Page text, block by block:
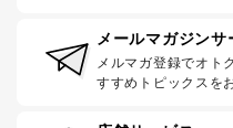
メールマガジンサ
メルマガ登録でオト
すすめトピックスを